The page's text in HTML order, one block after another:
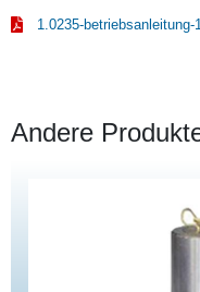
1.0235-
Andere